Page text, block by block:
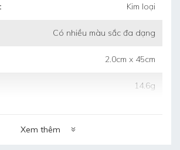
3 tháng khi chưa sử dụng mà
lưu kho nơi khô ráo, thoáng
Kim loại
Có nhiều màu sắc đa dạng
2.0cm x 45cm
14.6g
Xem thêm